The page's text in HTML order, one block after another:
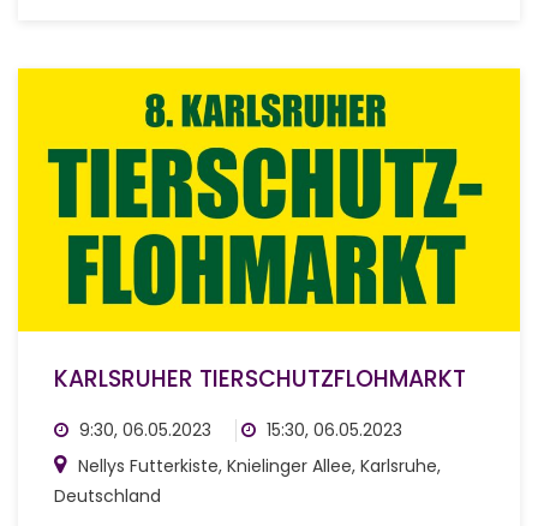
KARLSRUHER TIERSCHUTZFLOHMARKT
9:30, 06.05.2023
15:30, 06.05.2023
Nellys Futterkiste, Knielinger Allee, Karlsruhe,
Deutschland